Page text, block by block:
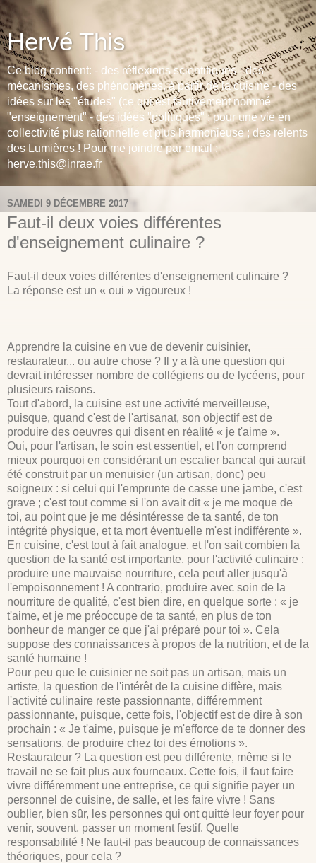
Hervé This
Ce blog contient: - des réflexions scientifiques - des
mécanismes, des phénomènes, à partir de la cuisine - des
idées sur les "études" (ce qui est fautivement nommé
"enseignement" - des idées "politiques" : pour une vie en
collectivité plus rationnelle et plus harmonieuse ; des relents
des Lumières ! Pour me joindre par email :
herve.this@inrae.fr
SAMEDI 9 DÉCEMBRE 2017
Faut-il deux voies différentes
d'enseignement culinaire ?
Faut-il deux voies différentes d'enseignement culinaire ?
La réponse est un « oui » vigoureux !
Apprendre la cuisine en vue de devenir cuisinier,
restaurateur... ou autre chose ? Il y a là une question qui
devrait intéresser nombre de collégiens ou de lycéens, pour
plusieurs raisons.
Tout d'abord, la cuisine est une activité merveilleuse,
puisque, quand c'est de l'artisanat, son objectif est de
produire des oeuvres qui disent en réalité « je t'aime ».
Oui, pour l'artisan, le soin est essentiel, et l'on comprend
mieux pourquoi en considérant un escalier bancal qui aurait
été construit par un menuisier (un artisan, donc) peu
soigneux : si celui qui l'emprunte de casse une jambe, c'est
grave ; c'est tout comme si l'on avait dit « je me moque de
toi, au point que je me désintéresse de ta santé, de ton
intégrité physique, et ta mort éventuelle m'est indifférente ».
En cuisine, c'est tout à fait analogue, et l'on sait combien la
question de la santé est importante, pour l'activité culinaire :
produire une mauvaise nourriture, cela peut aller jusqu'à
l'empoisonnement ! A contrario, produire avec soin de la
nourriture de qualité, c'est bien dire, en quelque sorte : « je
t'aime, et je me préoccupe de ta santé, en plus de ton
bonheur de manger ce que j'ai préparé pour toi ». Cela
suppose des connaissances à propos de la nutrition, et de la
santé humaine !
Pour peu que le cuisinier ne soit pas un artisan, mais un
artiste, la question de l'intérêt de la cuisine diffère, mais
l'activité culinaire reste passionnante, différemment
passionnante, puisque, cette fois, l'objectif est de dire à son
prochain : « Je t'aime, puisque je m'efforce de te donner des
sensations, de produire chez toi des émotions ».
Restaurateur ? La question est peu différente, même si le
travail ne se fait plus aux fourneaux. Cette fois, il faut faire
vivre différemment une entreprise, ce qui signifie payer un
personnel de cuisine, de salle, et les faire vivre ! Sans
oublier, bien sûr, les personnes qui ont quitté leur foyer pour
venir, souvent, passer un moment festif. Quelle
responsabilité ! Ne faut-il pas beaucoup de connaissances
théoriques, pour cela ?